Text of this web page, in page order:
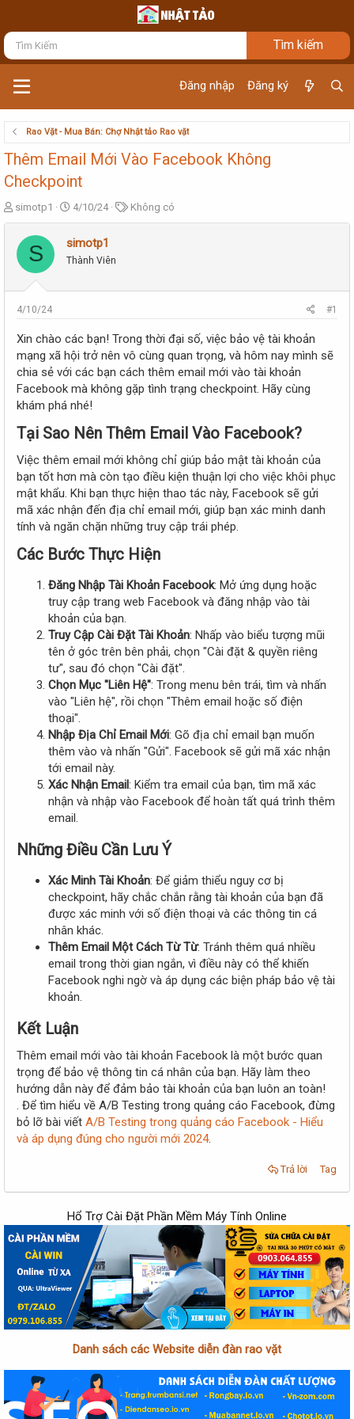
Đăng nhập Đăng ký
Rao Vặt - Mua Bán: Chợ Nhật tảo Rao vặt
Thêm Email Mới Vào Facebook Không
Checkpoint
T
h
e
a
s
r
e
r
simotp1
N
g
y
g
i
4/10/24
T
ừ
Không có
S simotp1
Thành Viên
4/10/24 #1
Xin chào các bạn! Trong thời đại số, việc bảo vệ tài khoản
mạng xã hội trở nên vô cùng quan trọng, và hôm nay mình sẽ
chia sẻ với các bạn cách thêm email mới vào tài khoản
Facebook mà không gặp tình trạng checkpoint. Hãy cùng
khám phá nhé!
Tại Sao Nên Thêm Email Vào Facebook?​
Việc thêm email mới không chỉ giúp bảo mật tài khoản của
bạn tốt hơn mà còn tạo điều kiện thuận lợi cho việc khôi phục
mật khẩu. Khi bạn thực hiện thao tác này, Facebook sẽ gửi
mã xác nhận đến địa chỉ email mới, giúp bạn xác minh danh
tính và ngăn chặn những truy cập trái phép.
Các Bước Thực Hiện​
Đăng Nhập Tài Khoản Facebook: Mở ứng dụng hoặc
truy cập trang web Facebook và đăng nhập vào tài
khoản của bạn.
Truy Cập Cài Đặt Tài Khoản: Nhấp vào biểu tượng mũi
tên ở góc trên bên phải, chọn "Cài đặt & quyền riêng
tư", sau đó chọn "Cài đặt".
Chọn Mục "Liên Hệ": Trong menu bên trái, tìm và nhấn
vào "Liên hệ", rồi chọn "Thêm email hoặc số điện
thoại".
Nhập Địa Chỉ Email Mới: Gõ địa chỉ email bạn muốn
thêm vào và nhấn "Gửi". Facebook sẽ gửi mã xác nhận
tới email này.
Xác Nhận Email: Kiểm tra email của bạn, tìm mã xác
nhận và nhập vào Facebook để hoàn tất quá trình thêm
email.
Những Điều Cần Lưu Ý​
Xác Minh Tài Khoản: Để giảm thiểu nguy cơ bị
checkpoint, hãy chắc chắn rằng tài khoản của bạn đã
được xác minh với số điện thoại và các thông tin cá
nhân khác.
Thêm Email Một Cách Từ Từ: Tránh thêm quá nhiều
email trong thời gian ngắn, vì điều này có thể khiến
Facebook nghi ngờ và áp dụng các biện pháp bảo vệ tài
khoản.
Kết Luận​
Thêm email mới vào tài khoản Facebook là một bước quan
trọng để bảo vệ thông tin cá nhân của bạn. Hãy làm theo
hướng dẫn này để đảm bảo tài khoản của bạn luôn an toàn!
. Để tìm hiểu về A/B Testing trong quảng cáo Facebook, đừng
bỏ lỡ bài viết A/B Testing trong quảng cáo Facebook - Hiểu
và áp dụng đúng cho người mới 2024.
Trả lời Tag
Hổ Trợ Cài Đặt Phần Mềm Máy Tính Online
Danh sách các Website diễn đàn rao vặt